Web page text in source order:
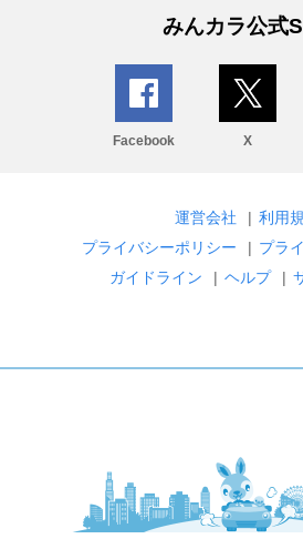
みんカラ公式
Facebook X
運営会社 | 利用
プライバシーポリシー
| プラ
ガイドライン
| ヘルプ |